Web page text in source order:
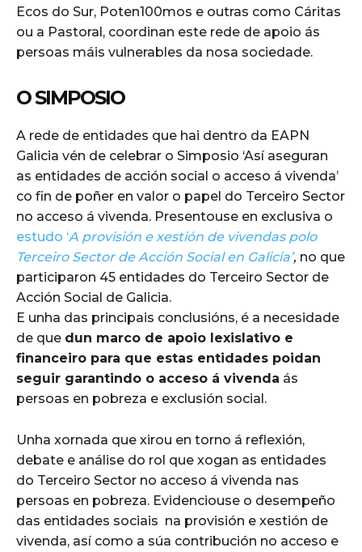
Ecos do Sur, Poten100mos e outras como Cáritas
ou a Pastoral, coordinan este rede de apoio ás
persoas máis vulnerables da nosa sociedade.
O SIMPOSIO
A rede de entidades que hai dentro da EAPN
Galicia vén de celebrar o Simposio ‘Así aseguran
as entidades de acción social o acceso á vivenda’
co fin de poñer en valor o papel do Terceiro Sector
no acceso á vivenda. Presentouse en exclusiva o
estudo ‘A provisión e xestión de vivendas polo
Terceiro Sector de Acción Social en Galicia’, no que
participaron 45 entidades do Terceiro Sector de
Acción Social de Galicia.
E unha das principais conclusións, é a necesidade
de que dun marco de apoio lexislativo e
financeiro para que estas entidades poidan
seguir garantindo o acceso á vivenda ás
persoas en pobreza e exclusión social.
Unha xornada que xirou en torno á reflexión,
debate e análise do rol que xogan as entidades
do Terceiro Sector no acceso á vivenda nas
persoas en pobreza. Evidenciouse o desempeño
das entidades sociais na provisión e xestión de
vivenda, así como a súa contribución no acceso e